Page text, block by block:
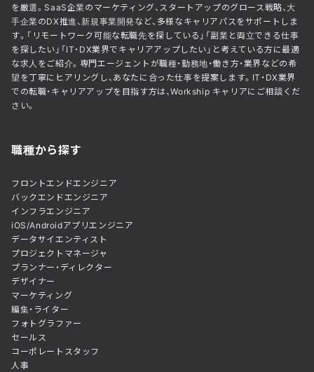
を厳選。SaaS企業のマーケティング、スタートアップのグロース戦略、大
手企業のDX推進、新規事業開発など、多様なキャリアパスをサポートしま
す。「リモートワーク可能な転職先を探している」「副業と両立できる仕事
を探したい」「IT・DX業界でキャリアアップしたい」と考えている方に最適
な求人をご紹介。専門エージェントが職種・勤務地・働き方・業界などの希
望を丁寧にヒアリングし、あなたに合った仕事を提案します。IT・DX業界
での転職・キャリアアップを目指す方は、Workship キャリアにご相談くだ
さい。
職種から探す
フロントエンドエンジニア
バックエンドエンジニア
インフラエンジニア
iOS/Androidアプリエンジニア
データサイエンティスト
プロジェクトマネージャ
プランナー・ディレクター
デザイナー
マーケティング
編集・ライター
フォトグラファー
セールス
コーポレートスタッフ
人事